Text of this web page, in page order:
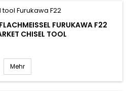
FURUKAWA F22 A
CHISEL TOOL
Mehr